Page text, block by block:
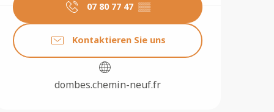
07 80 77 47 ▒▒
Kontaktieren Sie uns
dombes.chemin-neuf.fr